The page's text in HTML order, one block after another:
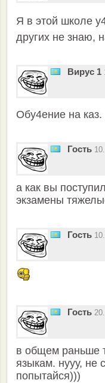
Я в этой школе
других не знаю,
Вирус 1
Обу4ение на каз.
Гость
а как вы
экзамены
Гость
Гость
в общем раньше
языкам. нууу, не
попытайся)))